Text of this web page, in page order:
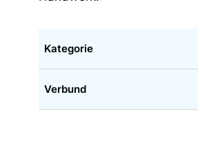
Kategorie
Verbund